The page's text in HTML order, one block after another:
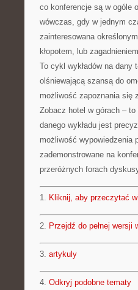
co konferencje są w ogóle
wówczas, gdy w jednym
zainteresowana
kłopotem, lub
To cykl wykładów na
olśniewającą szansą do
możliwość zapoznania się
Zobacz hotel w górach –
danego wykładu jest
możliwość wypowiedzenia
zademonstrowane na
przeróżnych forach
1. Kliknij, aby przeczytać
2. Przejdź do pełnej wersji
3. artykuly
4. Odkryj podobne tematy